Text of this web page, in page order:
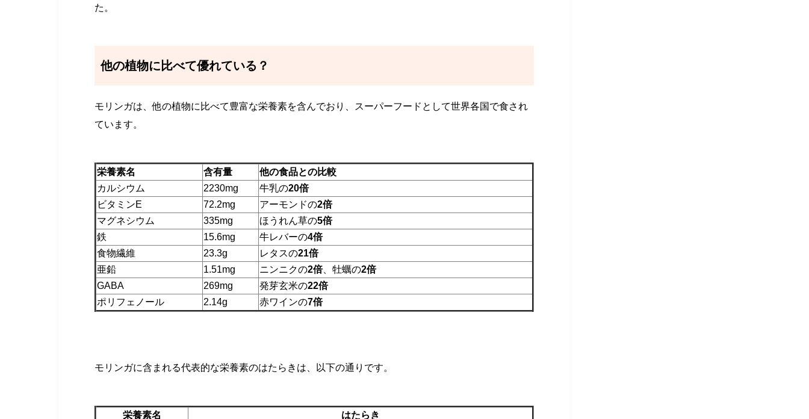
た。
他の植物に比べて優れている？
モリンガは、他の植物に比べて豊富な栄養素を含んでおり、スーパーフードとして世界各国で食され
ています。
栄養素名 含有量
他の食品との比較
カルシウム
2230mg 牛乳の20倍
ビタミンE
72.2mg アーモンドの2倍
マグネシウム
335mg ほうれん草の5倍
鉄
15.6mg 牛レバーの4倍
食物繊維
23.3g レタスの21倍
亜鉛
1.51mg ニンニクの2倍、牡蠣の2倍
GABA
269mg 発芽玄米の22倍
ポリフェノール
2.14g 赤ワインの7倍
モリンガに含まれる代表的な栄養素のはたらきは、以下の通りです。
栄養素名 はたらき